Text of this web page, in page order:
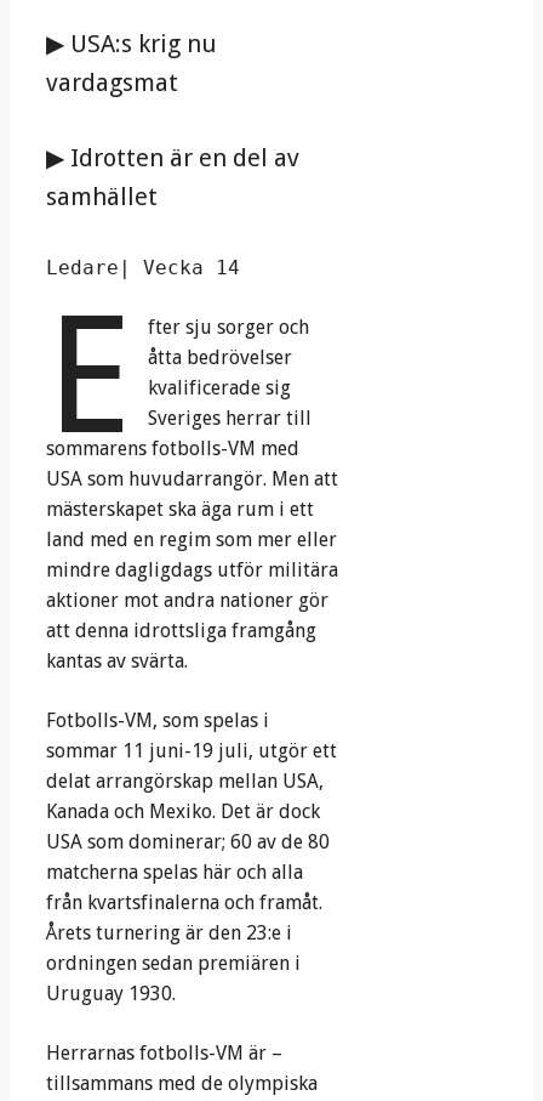
▶ USA:s krig nu
vardagsmat
▶ Idrotten är en del av
samhället
Ledare| Vecka 14
E
fter sju sorger och
åtta bedrövelser
kvalificerade sig
Sveriges herrar till
sommarens fotbolls-VM med
USA som huvudarrangör. Men att
mästerskapet ska äga rum i ett
land med en regim som mer eller
mindre dagligdags utför militära
aktioner mot andra nationer gör
att denna idrottsliga framgång
kantas av svärta.
Fotbolls-VM, som spelas i
sommar 11 juni-19 juli, utgör ett
delat arrangörskap mellan USA,
Kanada och Mexiko. Det är dock
USA som dominerar; 60 av de 80
matcherna spelas här och alla
från kvartsfinalerna och framåt.
Årets turnering är den 23:e i
ordningen sedan premiären i
Uruguay 1930.
Herrarnas fotbolls-VM är –
tillsammans med de olympiska